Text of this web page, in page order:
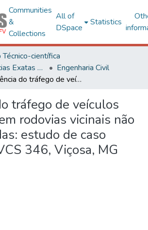
Communities
&
Collections
All of
DSpace
Statistics
Técnico-científica
Centro de Ciências Exatas e Tecnológicas
Engenharia Civil
Influência do tráfego de veículos comerciais em rodovias vicinais não pavimentadas: estudo de caso aplicado à VCS 346, Viçosa, MG
tráfego de veículos
rodovias vicinais não
estudo de caso
346, Viçosa, MG